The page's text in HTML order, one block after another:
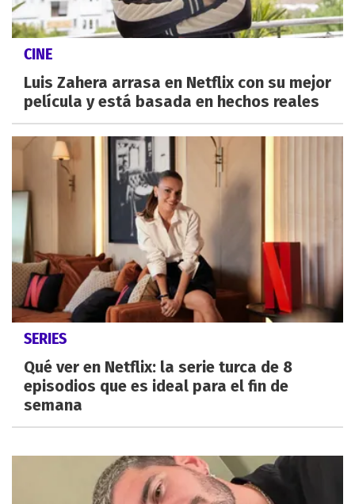
CINE
Luis Zahera arrasa en Netflix con su mejor
película y está basada en hechos reales
SERIES
Qué ver en Netflix: la serie turca de 8
episodios que es ideal para el fin de
semana